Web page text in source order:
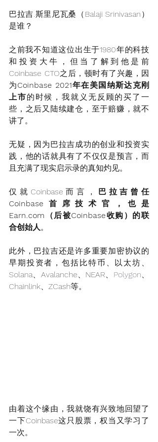
巴拉吉.斯里尼瓦桑（Balaji Srinivasan）
是谁？
之前我不知道这位出生于1980年的科技
和投资大牛，但当了解到他是前
Coinbase CTO之后，顿时有了兴趣，因
为Coinbase 2021年在美国纳斯达克刚
上市的时候，我就义无反顾的买了一
些，之后又陆续建仓，至于赔赚，就不
讲了。
无疑，因为巴拉吉成功的创业和投资实
践，他的话就具有了不仅仅是预言，而
且充满了现实启示录的真知灼见。
仅就Coinbase而言， 巴拉吉曾任
Coinbase首席技术官，也是
Earn.com（后被Coinbase收购）的联
合创始人。
此外，巴拉吉还是许多重要加密协议的
早期投资者，包括比特币、以太坊、
Solana、Avalanche、NEAR、 Polygon、
Chainlink、ZCash等。
由着这个缘由，我就饶有兴致地回望了
一下Coinbase这只股票，权当又学习了
一次。